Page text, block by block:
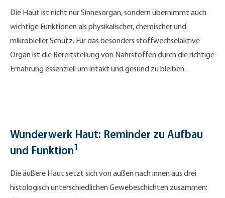
Die Haut ist nicht nur Sinnesorgan, sondern übernimmt auch
wichtige Funktionen als physikalischer, chemischer und
mikrobieller Schutz. Für das besonders stoffwechselaktive
Organ ist die Bereitstellung von Nährstoffen durch die richtige
Ernährung essenziell um intakt und gesund zu bleiben.
Wunderwerk Haut: Reminder zu Aufbau
und Funktion1
Die äußere Haut setzt sich von außen nach innen aus drei
histologisch unterschiedlichen Gewebeschichten zusammen: